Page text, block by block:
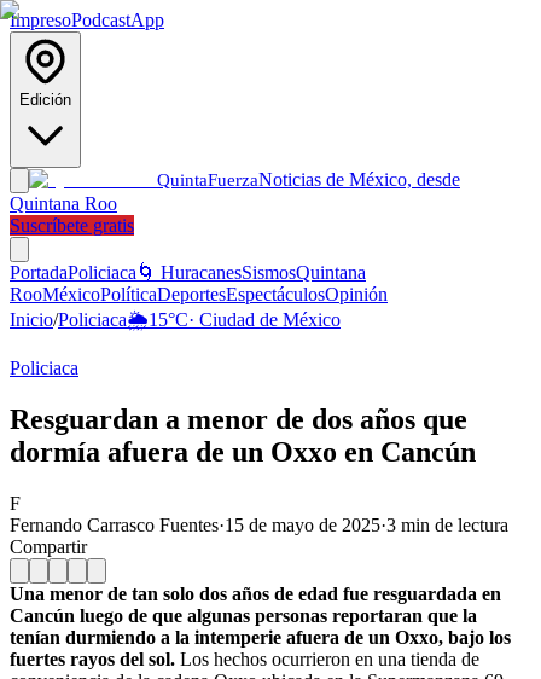
ImpresoPodcastApp
Edición
QuintaFuerzaNoticias de México, desde
Quintana Roo
Suscríbete gratis
PortadaPoliciaca 🌀 HuracanesSismosQuintana
RooMéxicoPolíticaDeportesEspectáculosOpinión
Inicio/Policiaca🌦️15°C· Ciudad de México
Policiaca
Resguardan a menor de dos años que
dormía afuera de un Oxxo en Cancún
F
Fernando Carrasco Fuentes·15 de mayo de 2025·3 min de lectura
Compartir
Una menor de tan solo dos años de edad fue resguardada en
Cancún luego de que algunas personas reportaran que la
tenían durmiendo a la intemperie afuera de un Oxxo, bajo los
fuertes rayos del sol. Los hechos ocurrieron en una tienda de